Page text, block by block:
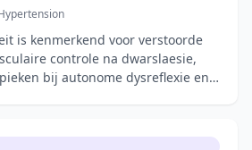
is kenmerkend voor verstoorde
controle na dwarslaesie,
bij autonome dysreflexie en